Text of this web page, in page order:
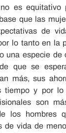
es equitativo
que las
de
lo tanto en la
una especie de
que se
más, sus
tiempo y por lo
son
los hombres
de vida de